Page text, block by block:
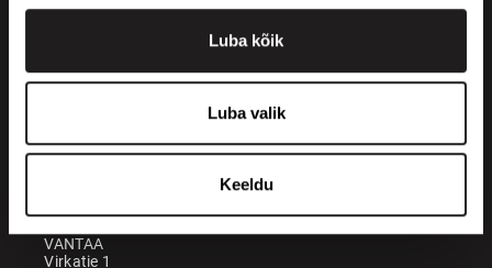
Luba kõik
Luba valik
Keeldu
+358 200 70070
Kontor
VANTAA
Virkatie 1